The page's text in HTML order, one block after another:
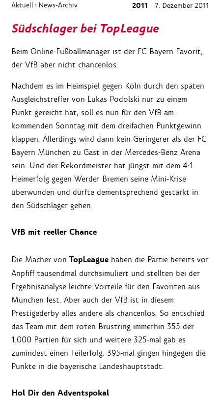
Aktuell › News-Archiv 2011 7. Dezember 2011
Südschlager bei TopLeague
Beim Online-Fußballmanager ist der FC Bayern Favorit,
der VfB aber nicht chancenlos.
Nachdem es im Heimspiel gegen Köln durch den späten
Ausgleichstreffer von Lukas Podolski nur zu einem
Punkt gereicht hat, soll es nun für den VfB am
kommenden Sonntag mit dem dreifachen Punktgewinn
klappen. Allerdings wird dann kein Geringerer als der FC
Bayern München zu Gast in der Mercedes-Benz Arena
sein. Und der Rekordmeister hat jüngst mit dem 4:1-
Heimerfolg gegen Werder Bremen seine Mini-Krise
überwunden und dürfte dementsprechend gestärkt in
den Südschlager gehen.
VfB mit reeller Chance
Die Macher von TopLeague haben die Partie bereits vor
Anpfiff tausendmal durchsimuliert und stellten bei der
Ergebnisanalyse leichte Vorteile für den Favoriten aus
München fest. Aber auch der VfB ist in diesem
Prestigederby alles andere als chancenlos. So entschied
das Team mit dem roten Brustring immerhin 355 der
1.000 Partien für sich und weitere 325-mal gab es
zumindest einen Teilerfolg. 395-mal gingen hingegen die
Punkte in die bayerische Landeshauptstadt.
Hol Dir den Adventspokal